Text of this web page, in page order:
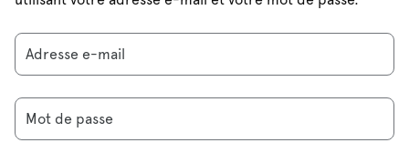
Adresse e-mail
Mot de passe